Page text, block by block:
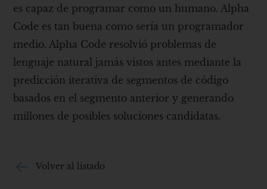
es capaz de programar como un humano. Alpha
Code es tan buena como sería un programador
medio. Alpha Code resolvió problemas de
lenguaje natural jamás vistos antes mediante la
predicción iterativa de segmentos de código
basados ​​en el segmento anterior y generando
millones de posibles soluciones candidatas.
Volver al listado